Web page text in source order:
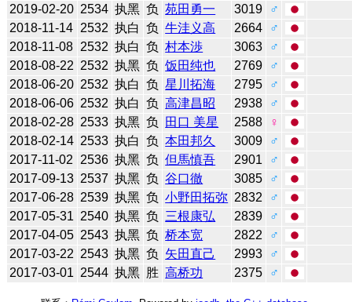
2019-02-20 2534 执黑 负 苑田勇一 3019
♂
2018-11-14 2532 执白 负 牛洼义高 2664
♂
2018-11-08 2532 执白 负 村本渉 3063
♂
2018-08-22 2532 执黑 负 饭田纯也 2769
♂
2018-06-20 2532 执白 负 星川拓海 2795
♂
2018-06-06 2532 执白 负 高津昌昭 2938
♂
2018-02-28 2533 执黑 负 田口 美星 2588
♀
2018-02-14 2533 执白 负 本田邦久 3009
♂
2017-11-02
2536 执黑 负 但馬慎吾 2901
♂
2017-09-13 2537 执黑 负 谷口徹 3085
♂
2017-06-28 2539 执黑 负 小野田拓弥 2832
♂
2017-05-31 2540 执黑 负 三根康弘 2839
♂
2017-04-05 2543 执黑 负 桥本宽 2822
♂
2017-03-22 2543 执黑 负 矢田直己 2993
♂
2017-03-01 2544 执黑 胜 高桥功 2375 ♂